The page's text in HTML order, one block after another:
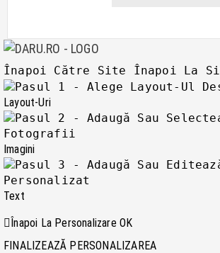
Înapoi Către Site Înapoi La
Layout-Uri
Imagini
Text
Înapoi La Personalizare OK
FINALIZEAZĂ PERSONALIZAREA